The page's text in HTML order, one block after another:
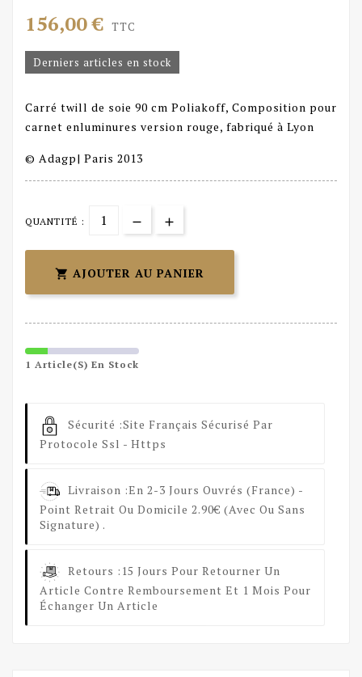
156,00 € TTC
Derniers articles en stock
Carré twill de soie 90 cm Poliakoff, Composition pour
carnet enluminures version rouge, fabriqué à Lyon
© Adagp| Paris 2013
QUANTITÉ :
 AJOUTER AU PANIER
1 Article(s) En Stock
Sécurité :Site Français Sécurisé Par
Protocole Ssl - Https
Livraison :En 2-3 Jours Ouvrés (France) -
Point Retrait Ou Domicile 2.90€ (avec Ou Sans
Signature) .
Retours : 15 Jours Pour Retourner Un
Article Contre Remboursement Et 1 Mois Pour
Échanger Un Article